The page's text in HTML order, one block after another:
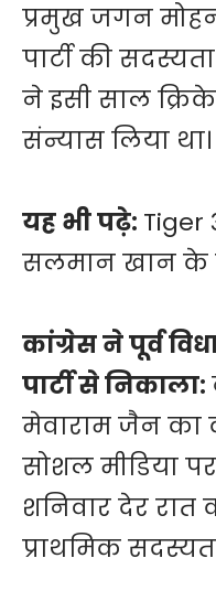
प्रमुख जगन
पार्टी की
ने इसी साल
संन्यास लिया था।
यह भी पढ़े: Tiger
सलमान खान के
कांग्रेस ने पूर्व
पार्टी से निकाला:
मेवाराम जैन का
सोशल मीडिया
शनिवार देर रात
प्राथमिक